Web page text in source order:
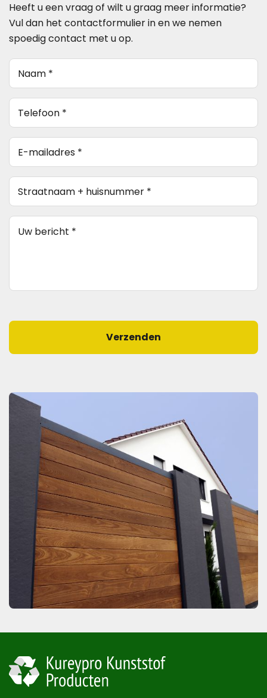
Heeft u een vraag of wilt u graag meer informatie?
Vul dan het contactformulier in en we nemen
spoedig contact met u op.
Naam
telefoon
E-
mailadres
*
(Vereist)
Straatnaam
huisnummer(Vereist)
Bericht